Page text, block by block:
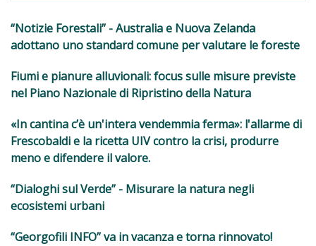
“Notizie Forestali” - Australia e Nuova Zelanda
adottano uno standard comune per valutare le foreste
Fiumi e pianure alluvionali: focus sulle misure previste
nel Piano Nazionale di Ripristino della Natura
«In cantina c’è un'intera vendemmia ferma»: l'allarme di
Frescobaldi e la ricetta UIV contro la crisi, produrre
meno e difendere il valore.
“Dialoghi sul Verde” - Misurare la natura negli
ecosistemi urbani
“Georgofili INFO” va in vacanza e torna rinnovato!